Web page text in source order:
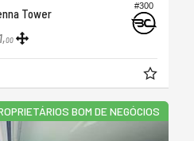
#300
Tower
00
BOM DE NEGÓCIOS